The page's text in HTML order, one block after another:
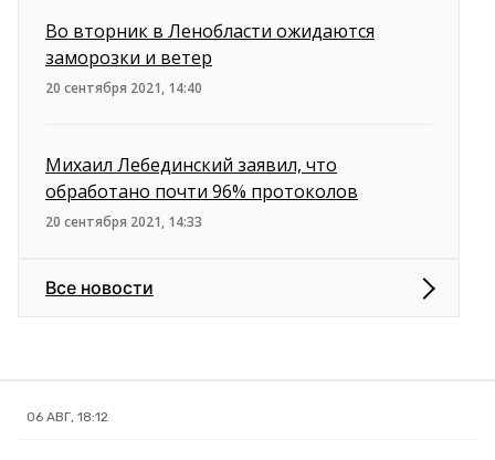
Во вторник в Ленобласти ожидаются
заморозки и ветер
20 сентября 2021, 14:40
Михаил Лебединский заявил, что
обработано почти 96% протоколов
20 сентября 2021, 14:33
Все новости
06 АВГ, 18:12